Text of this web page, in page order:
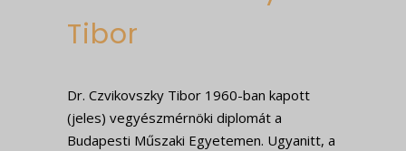
Tibor
Dr. Czvikovszky Tibor 1960-ban kapott
(jeles) vegyészmérnöki diplomát a
Budapesti Műszaki Egyetemen. Ugyanitt, a